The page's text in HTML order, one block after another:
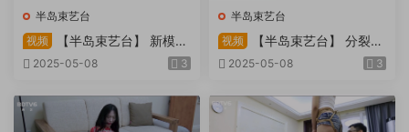
半岛束艺台
视频
【半岛束艺台】 新模奎
因试镜，宛如阿紫再现
2025-05-08 3
半岛束艺台
视频
【半岛束艺台】 分裂的
快感：捆绑检阅式，车顶冷风
天。过路车辆..
2025-05-08 3